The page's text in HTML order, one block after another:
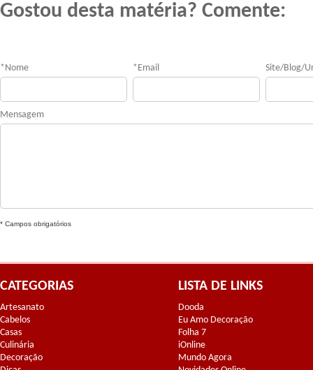
Gostou desta matéria? Comente:
* Nome * Email Site/Blog/
Mensagem
* Campos obrigatórios
CATEGORIAS
Artesanato
Cabelos
Casas
Culinária
Decoração
LISTA DE LINKS
Dooda
Eu Amo Decoração
Folha 7
iOnline
Mundo Agora